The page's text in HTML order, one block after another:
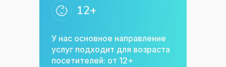
12+
У нас основное направление
услуг подходит для возраста
посетителей: от 12+